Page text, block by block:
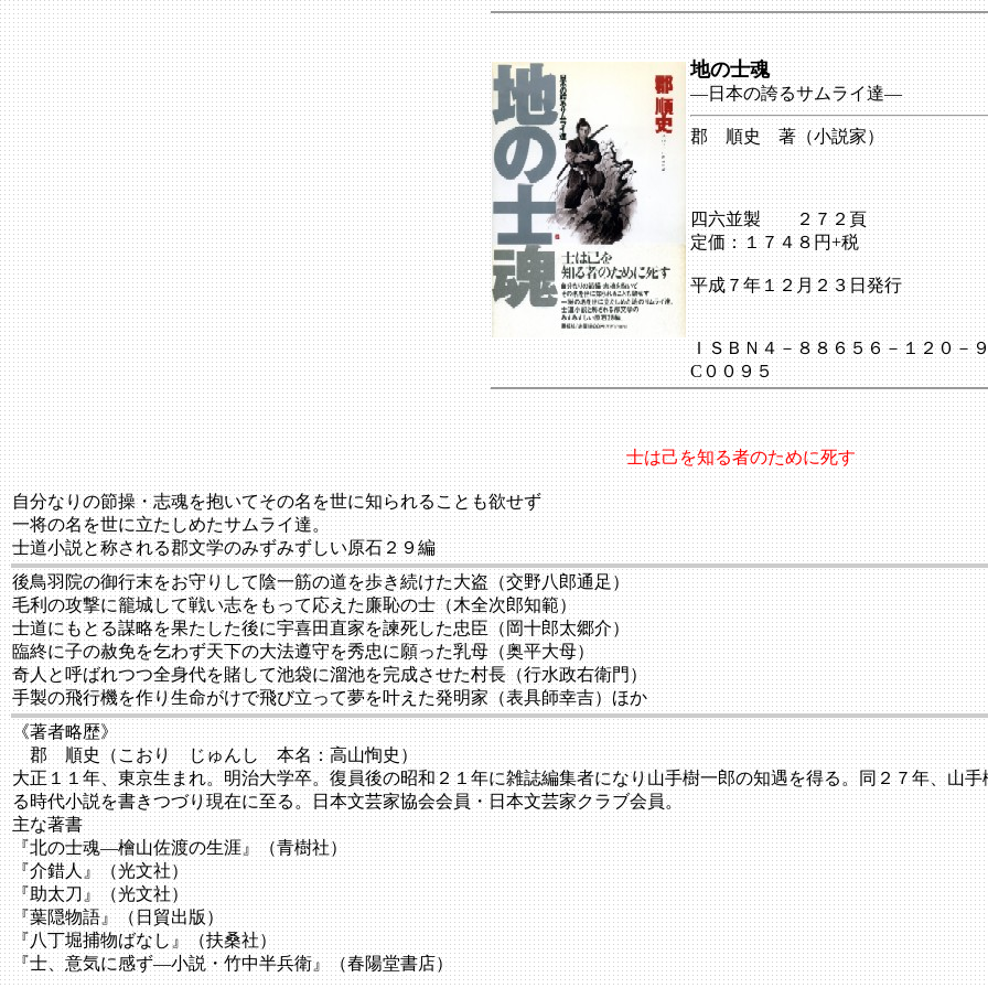
地の士魂
―日本の誇るサムライ達―
郡 順史 著（小説家）
四六並製 ２７２頁
定価：１７４８円+税
平成７年１２月２３日発行
ＩＳＢＮ４－８８６５６－１２０－
C００９５
士は己を知る者のために死す
自分なりの節操・志魂を抱いてその名を世に知られることも欲せず
一将の名を世に立たしめたサムライ達。
士道小説と称される郡文学のみずみずしい原石２９編
後鳥羽院の御行末をお守りして陰一筋の道を歩き続けた大盗（交野八郎通足）
毛利の攻撃に籠城して戦い志をもって応えた廉恥の士（木全次郎知範）
士道にもとる謀略を果たした後に宇喜田直家を諫死した忠臣（岡十郎太郷介）
臨終に子の赦免を乞わず天下の大法遵守を秀忠に願った乳母（奥平大母）
奇人と呼ばれつつ全身代を賭して池袋に溜池を完成させた村長（行水政右衛門）
手製の飛行機を作り生命がけで飛び立って夢を叶えた発明家（表具師幸吉）ほか
《著者略歴》
郡 順史（こおり じゅんし 本名：高山恂史）
大正１１年、東京生まれ。明治大学卒。復員後の昭和２１年に雑誌編集者になり山手樹一郎の知遇を得る。同２７年、山
る時代小説を書きつづり現在に至る。日本文芸家協会会員・日本文芸家クラブ会員。
主な著書
『北の士魂―檜山佐渡の生涯』（青樹社）
『介錯人』（光文社）
『助太刀』（光文社）
『葉隠物語』（日貿出版）
『八丁堀捕物ばなし』（扶桑社）
『士、意気に感ず―小説・竹中半兵衛』（春陽堂書店）